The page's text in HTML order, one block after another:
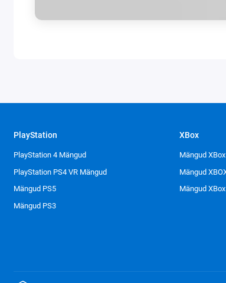
PlayStation
PlayStation 4 Mängud
PlayStation PS4 VR Mängud
Mängud PS5
Mängud PS3
XBox
Mängud
Mängud
Mängud